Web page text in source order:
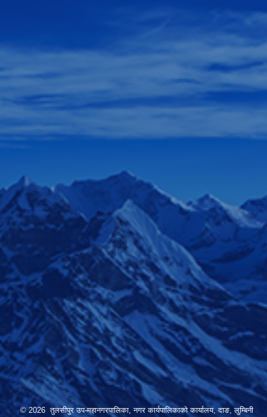
© 2026 तुलसीपुर उप-महानगरपालिका, नगर कार्यपालिकाको कार्यालय, दाङ, लुम्बिनी